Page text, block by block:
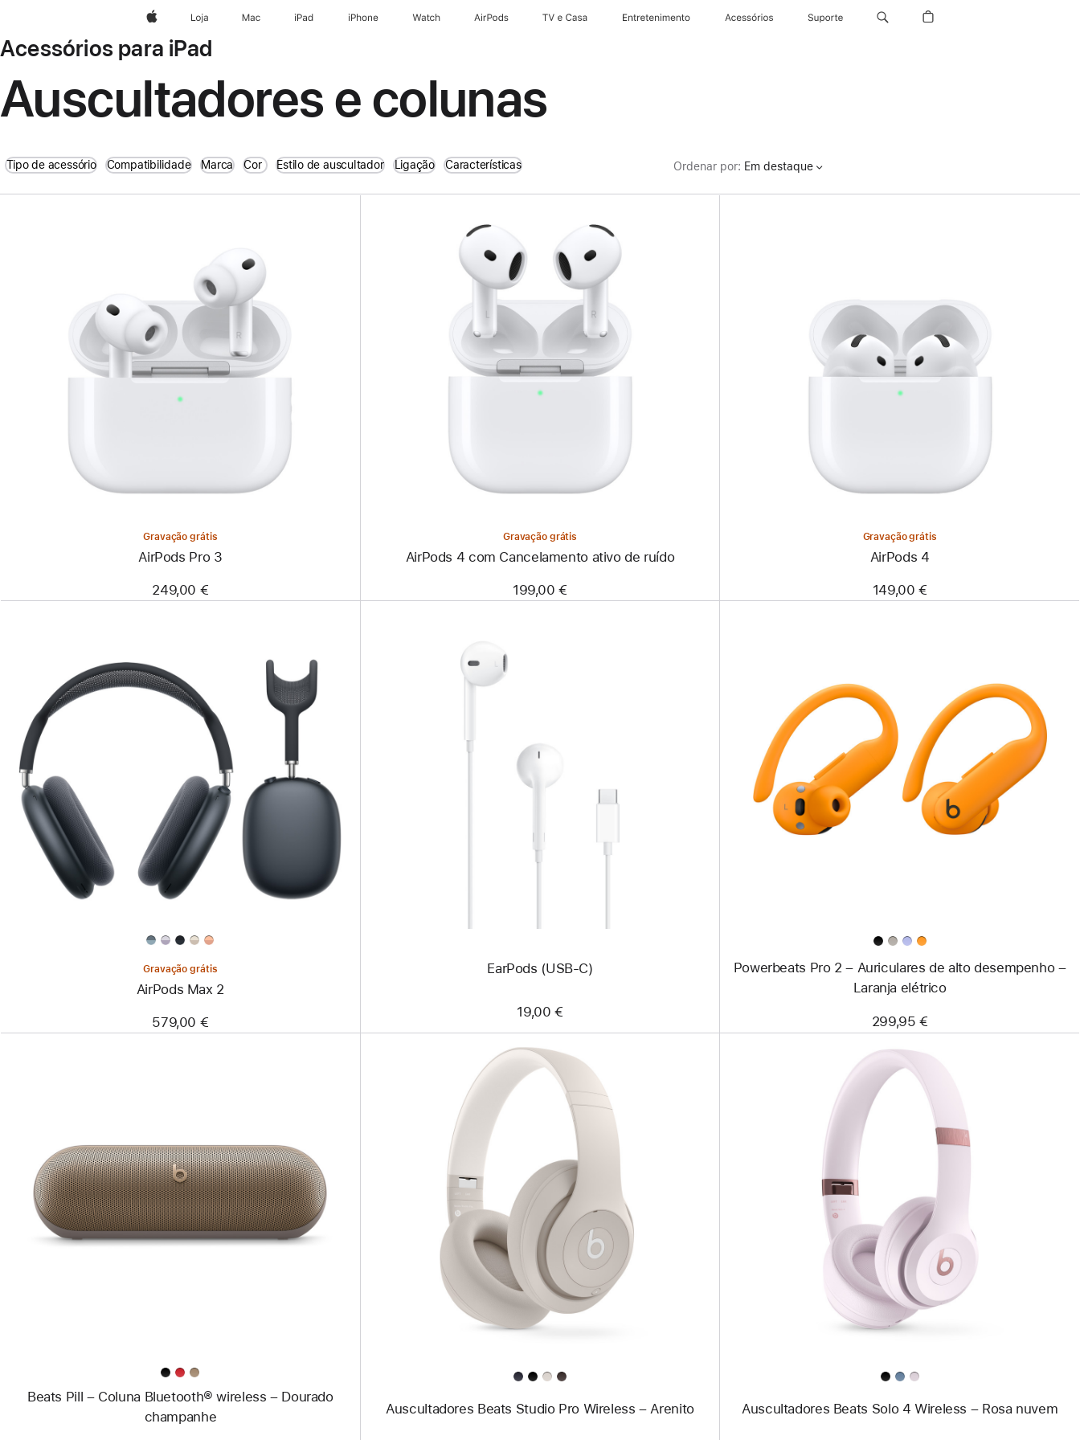
AppleLoja Mac iPad iPhone Watch AirPods TV e Casa Entretenimento Acessórios Suporte
Acessórios para iPad
Auscultadores e colunas
Tipo de acessório Compatibilidade Marca Cor Estilo de auscultador Ligação Características Ordenar por: Em destaque
Gravação grátis
AirPods Pro 3
249,00 €
Gravação grátis
AirPods 4 com Cancelamento ativo de ruído
199,00 €
Gravação grátis
AirPods 4
149,00 €
Gravação grátis
AirPods Max 2
579,00 €
Anterior
Imagem
-
EarPods
EarPods (USB‑C)
19,00 €
Anterior
Imagem
-
Powerbeats
Powerbeats Pro 2 – Auriculares de alto desempenho –
Laranja elétrico
299,95 €
Anterior
Imagem
-
Beats Pill
–
Coluna
Beats Pill – Coluna Bluetooth® wireless – Dourado
champanhe
Anterior
Imagem
Auscultadores
Beats
Studio
Pro
Wireless
–
Arenito
Auscultadores Beats Studio Pro Wireless – Arenito
Imagem
Auscultadores
Beats Solo 4
Wireless
Rosa nuvem
Auscultadores Beats Solo 4 Wireless – Rosa nuvem